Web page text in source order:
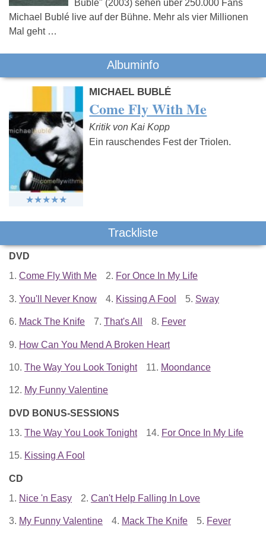
Bublé" (2003) sehen über 250.000 Fans
Michael Bublé live auf der Bühne. Mehr als vier Millionen
Mal geht …
Albuminfo
MICHAEL BUBLÉ
Come Fly With Me
Kritik von Kai Kopp
Ein rauschendes Fest der Triolen.
Trackliste
DVD
1. Come Fly With Me 2. For Once In My Life
3. You'll Never Know 4. Kissing A Fool 5. Sway
6. Mack The Knife 7. That's All 8. Fever
9. How Can You Mend A Broken Heart
10. The Way You Look Tonight 11. Moondance
12. My Funny Valentine
DVD BONUS-SESSIONS
13. The Way You Look Tonight 14. For Once In My Life
15. Kissing A Fool
CD
1. Nice 'n Easy 2. Can't Help Falling In Love
3. My Funny Valentine 4. Mack The Knife 5. Fever